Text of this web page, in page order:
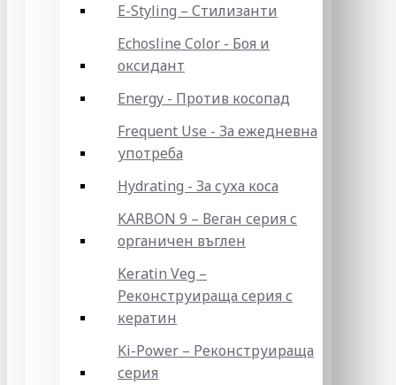
E-Styling – Стилизанти
Echosline Color - Боя и
оксидант
Energy - Против косопад
Frequent Use - За ежедневна
употреба
Hydrating - За суха коса
KARBON 9 – Веган серия с
органичен въглен
Keratin Veg –
Реконструираща серия с
кератин
Ki-Power – Реконструираща
серия